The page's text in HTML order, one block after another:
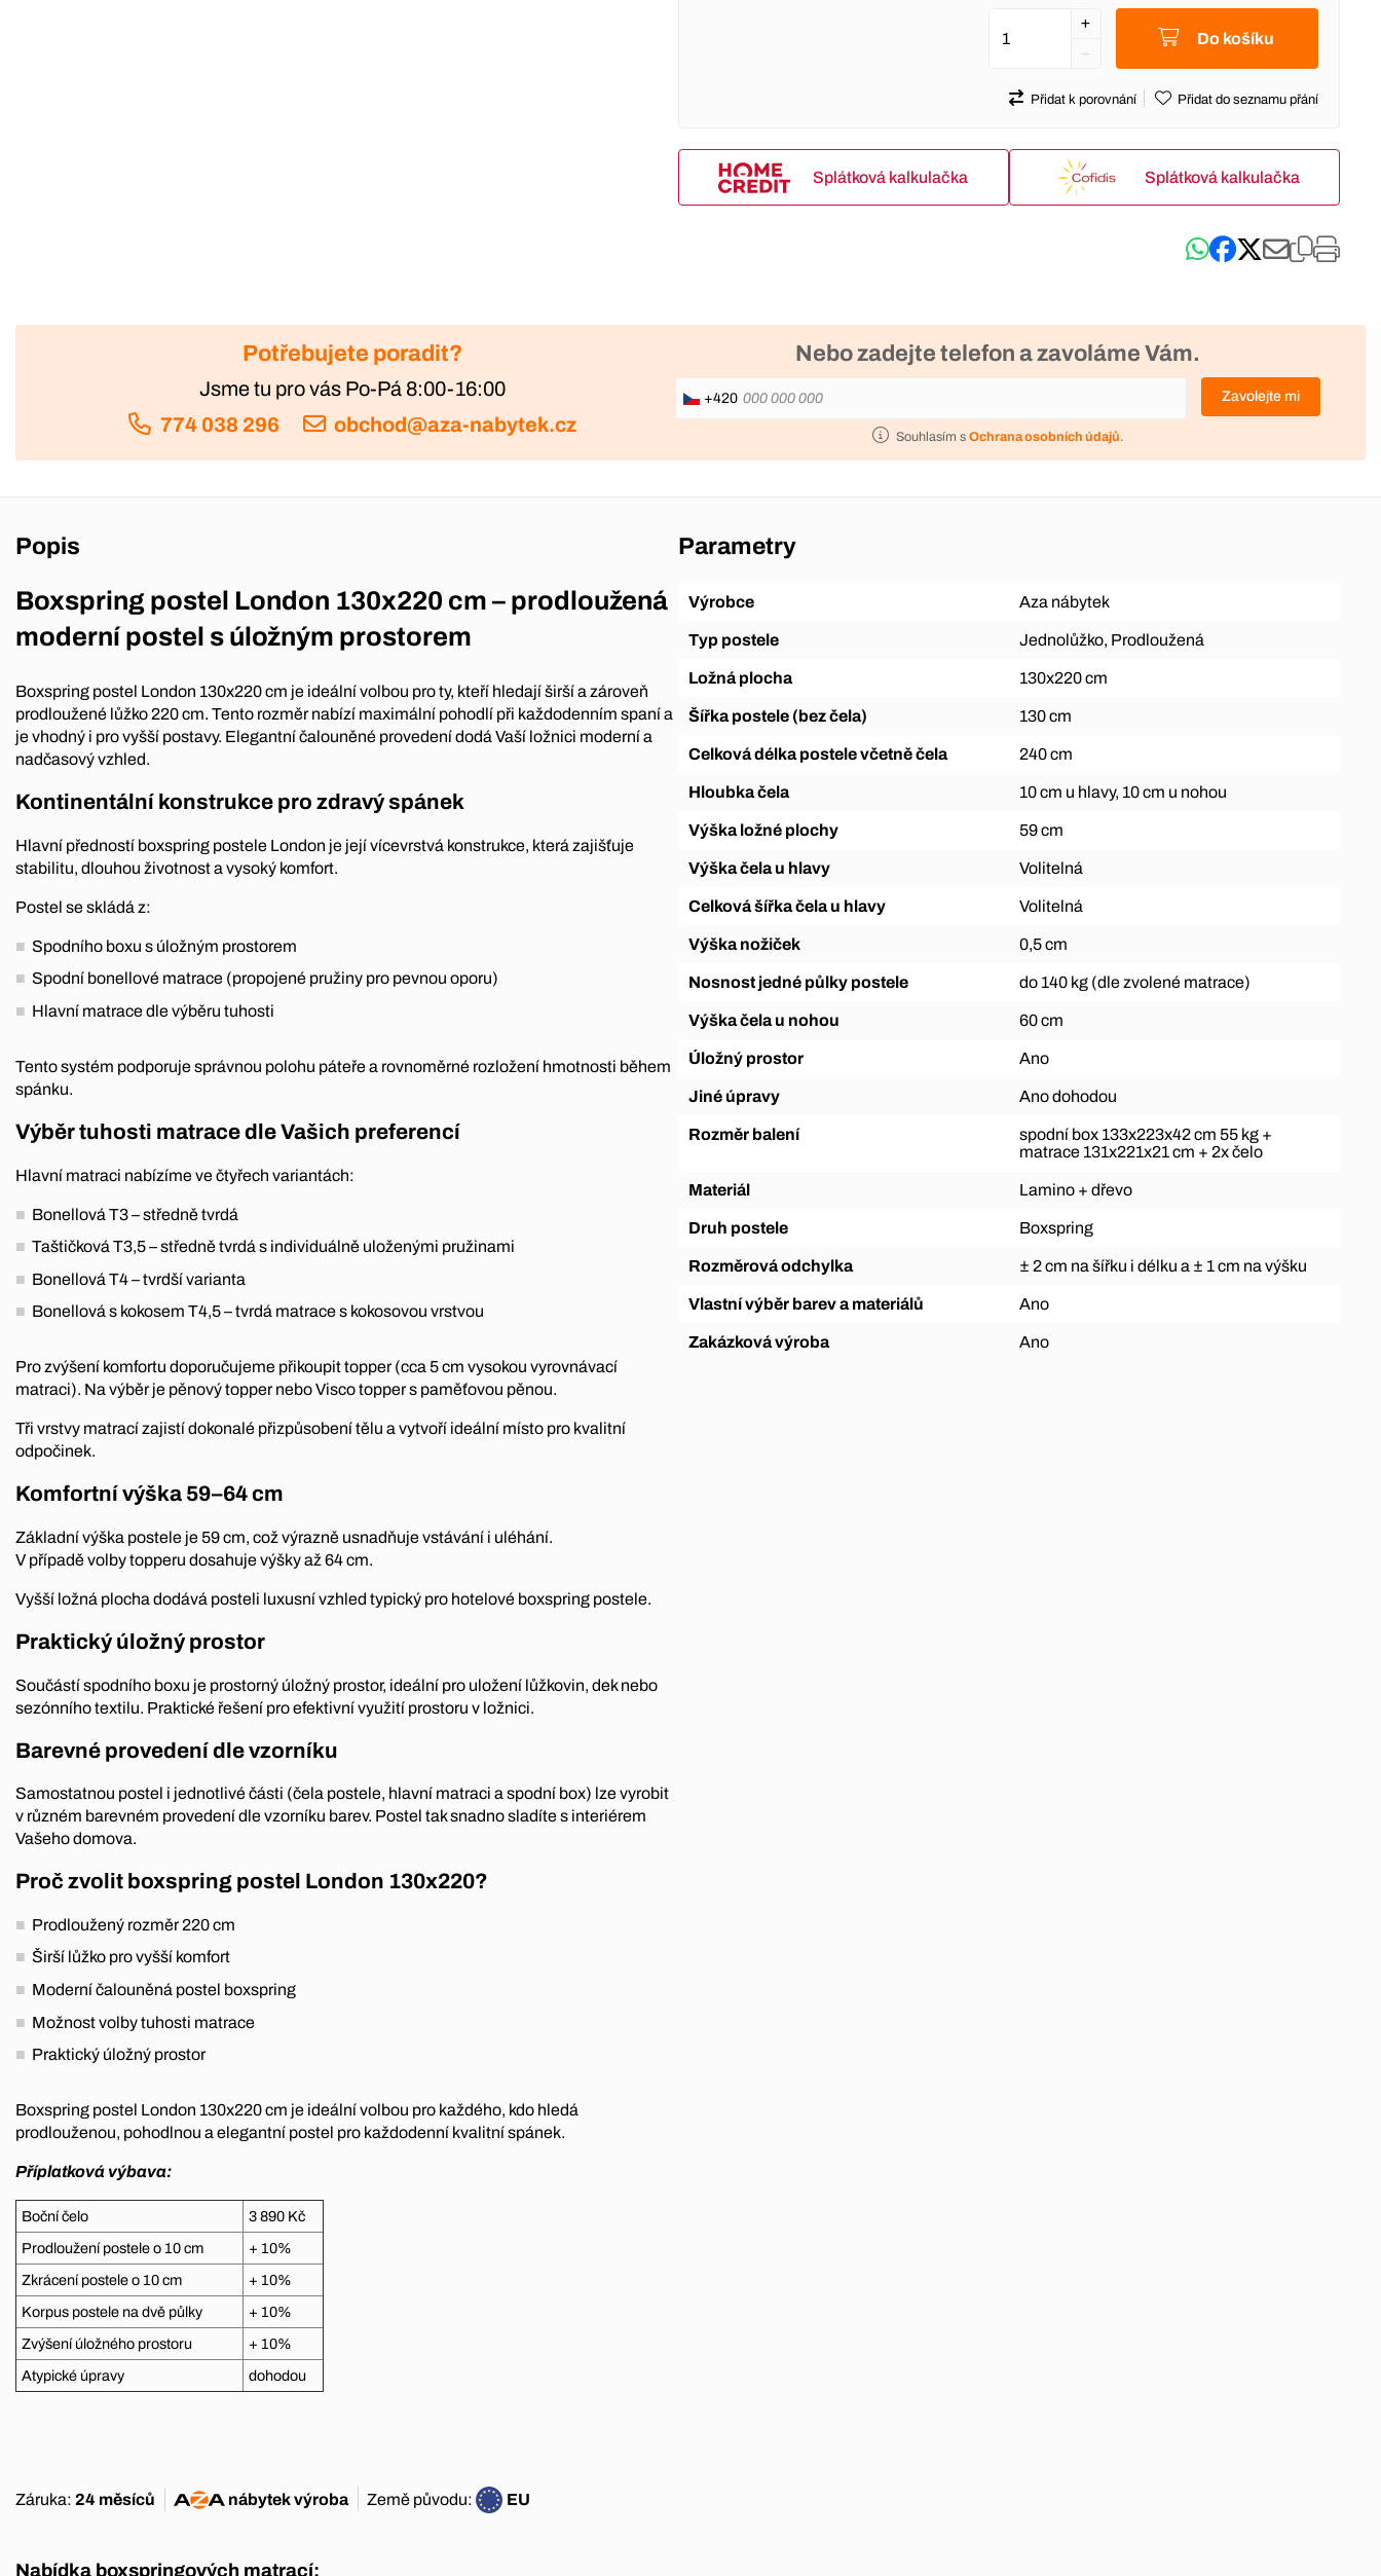
Do košíku
Přidat k porovnání Přidat do seznamu přání
Splátková kalkulačka Splátková kalkulačka
Potřebujete poradit?
Jsme tu pro vás Po-Pá 8:00-16:00
774 038 296
obchod@aza-nabytek.cz
Nebo zadejte telefon a zavoláme Vám.
+420 Zavolejte mi
Souhlasím s Ochrana osobních údajů.
Popis
Boxspring postel London 130x220 cm – prodloužená
moderní postel s úložným prostorem
Boxspring postel London 130x220 cm je ideální volbou pro ty, kteří hledají širší a zároveň
prodloužené lůžko 220 cm. Tento rozměr nabízí maximální pohodlí při každodenním spaní a
je vhodný i pro vyšší postavy. Elegantní čalouněné provedení dodá Vaší ložnici moderní a
nadčasový vzhled.
Kontinentální konstrukce pro zdravý spánek
Hlavní předností boxspring postele London je její vícevrstvá konstrukce, která zajišťuje
stabilitu, dlouhou životnost a vysoký komfort.
Postel se skládá z:
Spodního boxu s úložným prostorem
Spodní bonellové matrace (propojené pružiny pro pevnou oporu)
Hlavní matrace dle výběru tuhosti
Tento systém podporuje správnou polohu páteře a rovnoměrné rozložení hmotnosti během
spánku.
Výběr tuhosti matrace dle Vašich preferencí
Hlavní matraci nabízíme ve čtyřech variantách:
Bonellová T3 – středně tvrdá
Taštičková T3,5 – středně tvrdá s individuálně uloženými pružinami
Bonellová T4 – tvrdší varianta
Bonellová s kokosem T4,5 – tvrdá matrace s kokosovou vrstvou
Pro zvýšení komfortu doporučujeme přikoupit topper (cca 5 cm vysokou vyrovnávací
matraci). Na výběr je pěnový topper nebo Visco topper s paměťovou pěnou.
Tři vrstvy matrací zajistí dokonalé přizpůsobení tělu a vytvoří ideální místo pro kvalitní
odpočinek.
Komfortní výška 59–64 cm
Základní výška postele je 59 cm, což výrazně usnadňuje vstávání i uléhání.
V případě volby topperu dosahuje výšky až 64 cm.
Vyšší ložná plocha dodává posteli luxusní vzhled typický pro hotelové boxspring postele.
Praktický úložný prostor
Součástí spodního boxu je prostorný úložný prostor, ideální pro uložení lůžkovin, dek nebo
sezónního textilu. Praktické řešení pro efektivní využití prostoru v ložnici.
Barevné provedení dle vzorníku
Samostatnou postel i jednotlivé části (čela postele, hlavní matraci a spodní box) lze vyrobit
v různém barevném provedení dle vzorníku barev. Postel tak snadno sladíte s interiérem
Vašeho domova.
Proč zvolit boxspring postel London 130x220?
Prodloužený rozměr 220 cm
Širší lůžko pro vyšší komfort
Moderní čalouněná postel boxspring
Možnost volby tuhosti matrace
Praktický úložný prostor
Boxspring postel London 130x220 cm je ideální volbou pro každého, kdo hledá
prodlouženou, pohodlnou a elegantní postel pro každodenní kvalitní spánek.
Příplatková výbava:
Boční čelo
3 890 Kč
Prodloužení postele o 10 cm
+ 10%
Zkrácení postele o 10 cm
+ 10%
Korpus postele na dvě půlky
+ 10%
Zvýšení úložného prostoru
+ 10%
Atypické úpravy
dohodou
Záruka: 24 měsíců nábytekvýroba Země původu: EU
Nabídka boxspringových matrací:
Parametry
Výrobce Aza nábytek
Typ postele Jednolůžko, Prodloužená
Ložná plocha 130x220 cm
Šířka postele (bez čela) 130 cm
Celková délka postele včetně čela 240 cm
Hloubka čela 10 cm u hlavy, 10 cm u nohou
Výška ložné plochy 59 cm
Výška čela u hlavy Volitelná
Celková šířka čela u hlavy Volitelná
Výška nožiček 0,5 cm
Nosnost jedné půlky postele do 140 kg (dle zvolené matrace)
Výška čela u nohou 60 cm
Úložný prostor Ano
Jiné úpravy Ano dohodou
Rozměr balení
spodní box 133x223x42 cm 55 kg +
matrace 131x221x21 cm + 2x čelo
Materiál Lamino + dřevo
Druh postele Boxspring
Rozměrová odchylka ± 2 cm na šířku i délku a ± 1 cm na výšku
Vlastní výběr barev a materiálů Ano
Zakázková výroba Ano